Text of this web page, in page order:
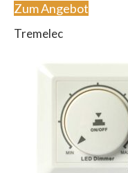
Zum Angebot
Tremelec